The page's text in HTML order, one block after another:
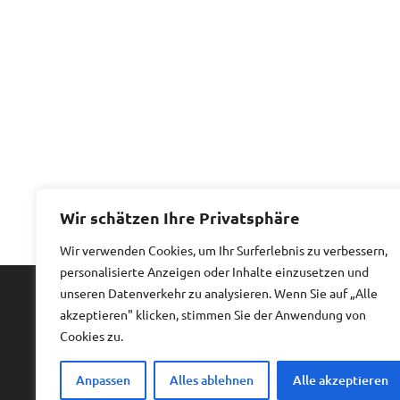
Wir schätzen Ihre Privatsphäre
Wir verwenden Cookies, um Ihr Surferlebnis zu verbessern,
personalisierte Anzeigen oder Inhalte einzusetzen und
unseren Datenverkehr zu analysieren. Wenn Sie auf „Alle
akzeptieren" klicken, stimmen Sie der Anwendung von
Cookies zu.
Anpassen Alles ablehnen Alle akzeptieren
Copyright © 2026Billiges Hotel.